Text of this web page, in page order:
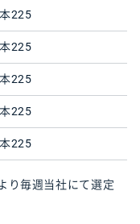
225
225
225
225
225
り毎週当社にて選定